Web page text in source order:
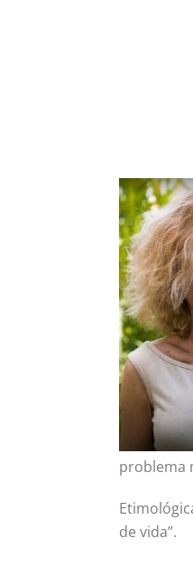
problema
de vida”.